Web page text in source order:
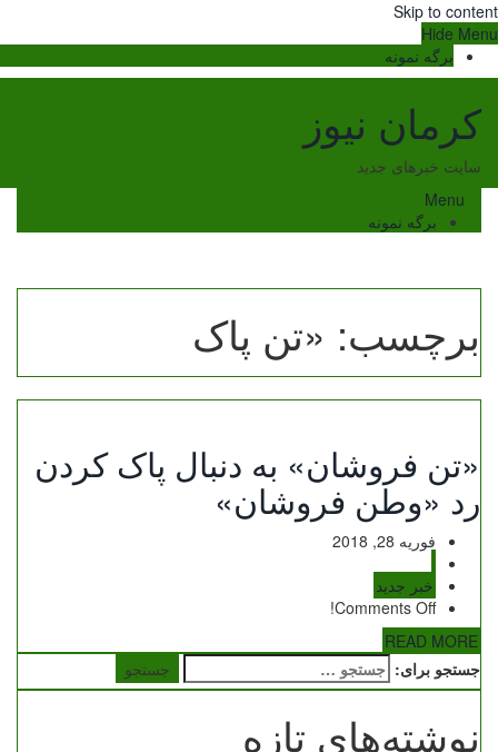
Skip to content
Hide Menu
برگه نمونه
کرمان نیوز
سایت خبرهای جدید
Menu
برگه نمونه
برچسب: «تن پاک
«تن فروشان» به دنبال پاک کردن
رد «وطن فروشان»
فوریه 28, 2018
خبر جدید
Comments Off!
READ MORE
جستجو برای:
نوشته‌های تازه